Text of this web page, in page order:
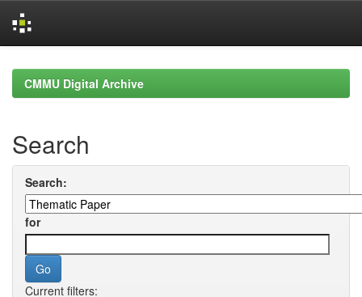
navigationCMMU Digital Archive
Search
Search:
for
Current filters: